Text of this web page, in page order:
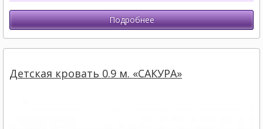
Подробнее
Детская кровать 0.9 м. «САКУРА»